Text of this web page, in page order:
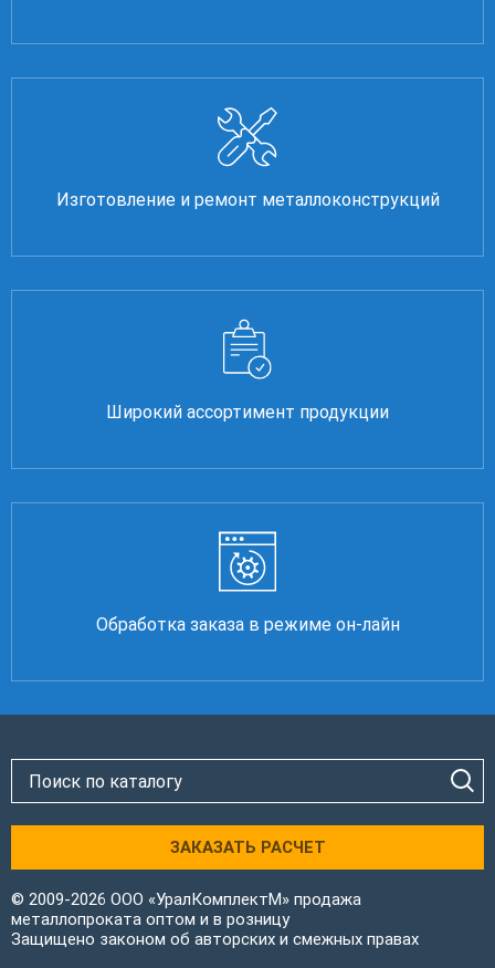
Изготовление и ремонт металлоконструкций
Широкий ассортимент продукции
Обработка заказа в режиме он-лайн
ЗАКАЗАТЬ РАСЧЕТ
© 2009-2026 ООО «УралКомплектМ» продажа
металлопроката оптом и в розницу
Защищено законом об авторских и смежных правах